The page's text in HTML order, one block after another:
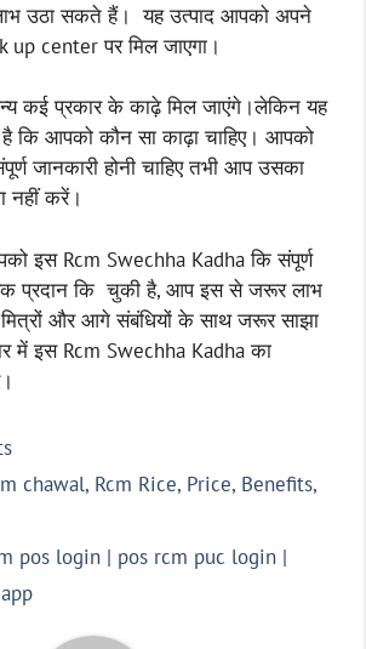
उठा सकते हैं। यह उत्पाद आपको अपने
up center पर मिल जाएगा।
कई प्रकार के काढ़े मिल जाएंगे।लेकिन यह
कि आपको कौन सा काढ़ा चाहिए। आपको
जानकारी होनी चाहिए तभी आप उसका
नहीं करें।
इस Rcm Swechha Kadha कि संपूर्ण
प्रदान कि चुकी है, आप इस से जरूर लाभ
और आगे संबंधियों के साथ जरूर साझा
में इस Rcm Swechha Kadha का
chawal, Rcm Rice, Price, Benefits,
pos login | pos rcm puc login |